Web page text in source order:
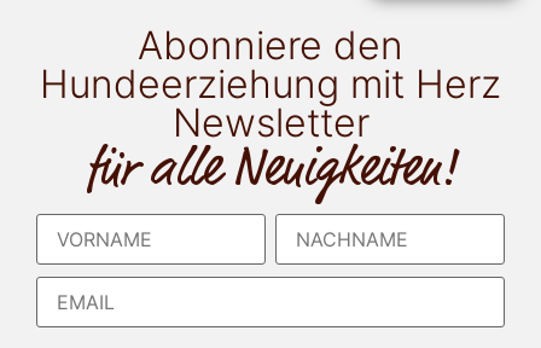
Abonniere den
Hundeerziehung mit Herz
Newsletter
für alle Neuigkeiten!